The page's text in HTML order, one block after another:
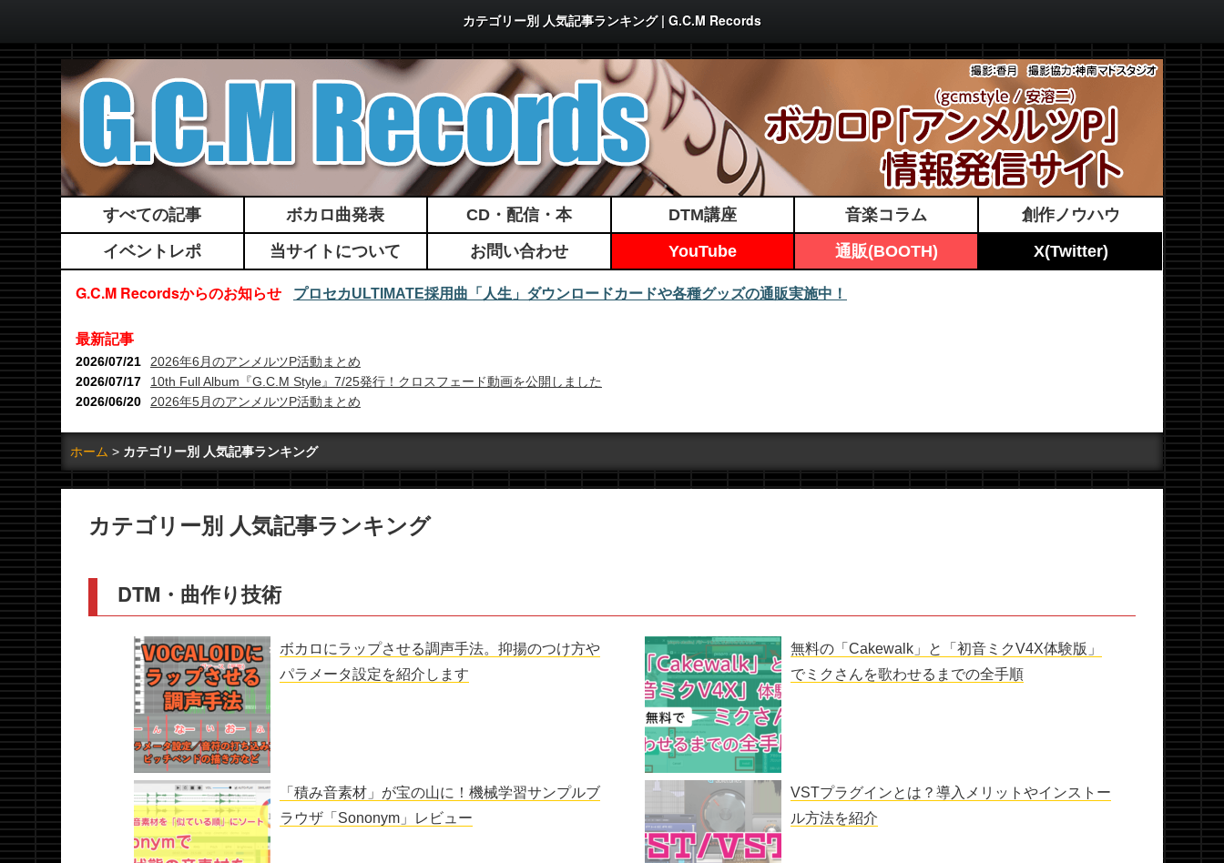
カテゴリー別 人気記事ランキング | G.C.M Records
すべての記事 ボカロ曲発表 CD・配信・本 DTM講座 音楽コラム
創作ノウハウ
イベントレポ
当サイトについて お問い合わせ YouTube 通販(BOOTH) X(Twitter)
G.C.M Recordsからのお知らせ プロセカULTIMATE採用曲「人生」ダウンロードカードや各種グッズの通販実施中！
最新記事
2026年6月のアンメルツP活動まとめ
2026/07/21
10th Full Album『G.C.M Style』7/25発行！クロスフェード動画を公開しました
2026/07/17
2026年5月のアンメルツP活動まとめ
2026/06/20
ホーム カテゴリー別 人気記事ランキング
カテゴリー別 人気記事ランキング
DTM・曲作り技術
ボカロにラップさせる調声手法。抑揚のつけ方や
パラメータ設定を紹介します
無料の「Cakewalk」と「初音ミクV4X体験版」
でミクさんを歌わせるまでの全手順
「積み音素材」が宝の山に！機械学習サンプルブ
ラウザ「Sononym」レビュー
VSTプラグインとは？導入メリットやインストー
ル方法を紹介